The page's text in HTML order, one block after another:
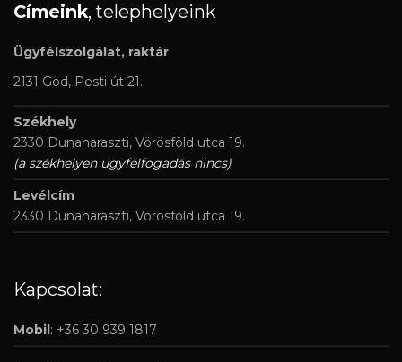
Címeink, telephelyeink
Ügyfélszolgálat, raktár
2131 Göd, Pesti út 21.
Székhely
2330 Dunaharaszti, Vörösföld utca 19.
(a székhelyen ügyfélfogadás nincs)
Levélcím
2330 Dunaharaszti, Vörösföld utca 19.
Kapcsolat:
Mobil: +36 30 939 1817